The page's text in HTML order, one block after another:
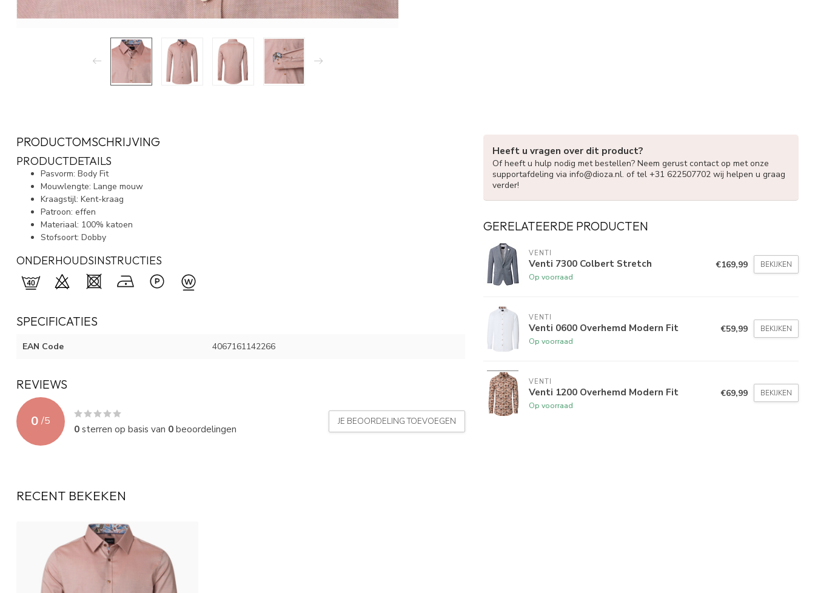
PRODUCTOMSCHRIJVING
PRODUCTDETAILS
Pasvorm: Body Fit
Mouwlengte: Lange mouw
Kraagstijl: Kent-kraag
Patroon: effen
Materiaal: 100% katoen
Stofsoort: Dobby
ONDERHOUDSINSTRUCTIES
SPECIFICATIES
EAN Code 4067161142266
REVIEWS
0 /5
0sterren op basis van 0beoordelingen
JE BEOORDELING TOEVOEGEN
Heeft u vragen over dit product?
Of heeft u hulp nodig met bestellen? Neem gerust contact op met onze
supportafdeling via info@dioza.nl. of tel +31 622507702 wij helpen u graag
verder!
GERELATEERDE PRODUCTEN
VENTI
Venti 7300 Colbert Stretch
Op voorraad
€169,99 BEKIJKEN
VENTI
Venti 0600 Overhemd Modern Fit
Op voorraad
€59,99 BEKIJKEN
VENTI
Venti 1200 Overhemd Modern Fit
Op voorraad
€69,99 BEKIJKEN
RECENT BEKEKEN